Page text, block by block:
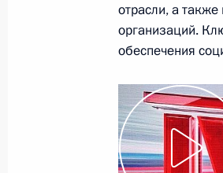
Встреча с
12 января 2024
Подписан Указ
отрасли, а
организаций.
обеспечения